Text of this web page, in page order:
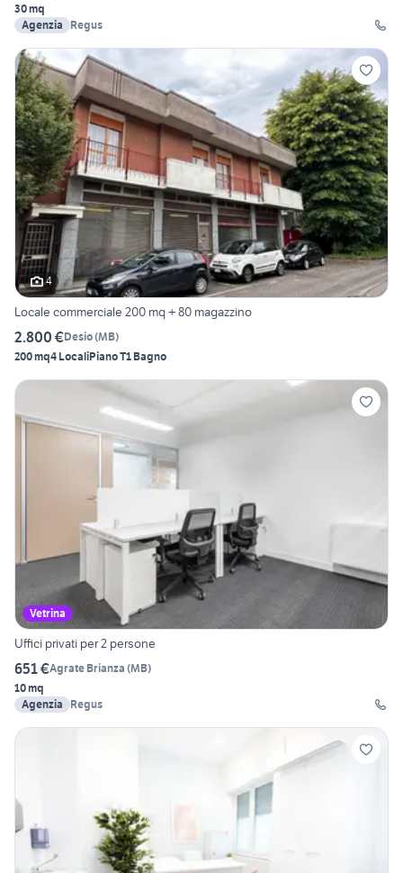
30 mq
Agenzia
Regus
4
Locale commerciale 200 mq + 80 magazzino
2.800 €Desio(MB)
200 mq4 LocaliPiano T1 Bagno
Vetrina
Uffici privati per 2 persone
651 €Agrate Brianza (MB)
10 mq
Agenzia
Regus